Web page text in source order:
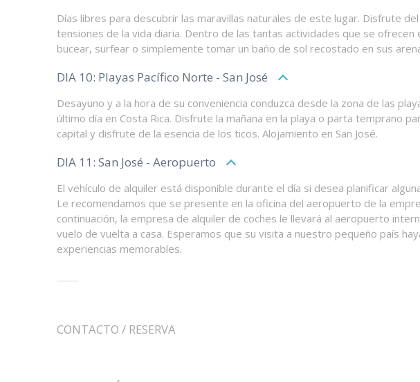
Días libres para descubrir las maravillas naturales de este lugar. Disfrute
tensiones de la vida diaria. Dentro de las tantas actividades que se
bucear, surfear o simplemente tomar un baño de sol recostado en sus
DIA 10: Playas Pacífico Norte - San José
Desayuno y a la hora de su conveniencia conduzca desde la zona de las
último día en Costa Rica. Disfrute la mañana en la playa o parta temprano
capital y disfrute de la esencia de los ticos. Alojamiento en San José.
DIA 11: San José - Aeropuerto
El vehículo de alquiler está disponible durante el día si desea planificar
Le recomendamos que se presente en la oficina del aeropuerto de la
continuación, la empresa de alquiler de coches le llevará al aeropuerto
vuelo de vuelta a casa. Esperamos que su visita a nuestro pequeño país
experiencias memorables.
CONTACTO / RESERVA